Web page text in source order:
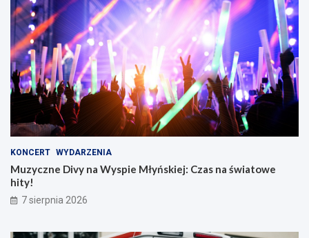
KONCERT WYDARZENIA
Muzyczne Divy na Wyspie Młyńskiej: Czas na światowe
hity!
7 sierpnia 2026